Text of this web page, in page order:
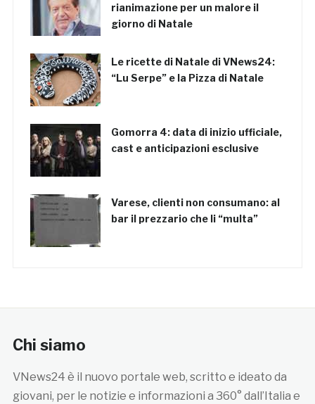
rianimazione per un malore il
giorno di Natale
Le ricette di Natale di VNews24:
“Lu Serpe” e la Pizza di Natale
Gomorra 4: data di inizio ufficiale,
cast e anticipazioni esclusive
Varese, clienti non consumano: al
bar il prezzario che li “multa”
Chi siamo
VNews24 è il nuovo portale web, scritto e ideato da
giovani, per le notizie e informazioni a 360° dall’Italia e